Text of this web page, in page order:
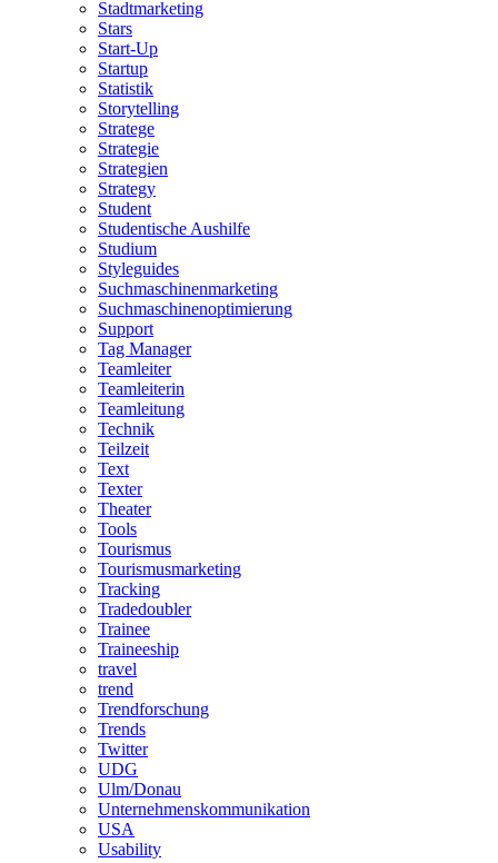
Stadtmarketing
Stars
Start-Up
Startup
Statistik
Storytelling
Stratege
Strategie
Strategien
Strategy
Student
Studentische Aushilfe
Studium
Styleguides
Suchmaschinenmarketing
Suchmaschinenoptimierung
Support
Tag Manager
Teamleiter
Teamleiterin
Teamleitung
Technik
Teilzeit
Text
Texter
Theater
Tools
Tourismus
Tourismusmarketing
Tracking
Tradedoubler
Trainee
Traineeship
travel
trend
Trendforschung
Trends
Twitter
UDG
Ulm/Donau
Unternehmenskommunikation
USA
Usability